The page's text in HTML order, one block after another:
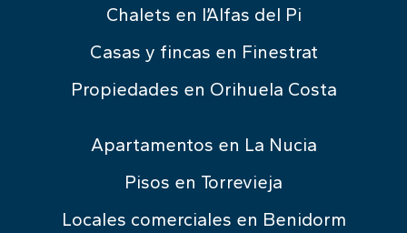
Chalets en l’Alfas del Pi
Casas y fincas en Finestrat
Propiedades en Orihuela Costa
Apartamentos en La Nucia
Pisos en Torrevieja
Locales comerciales en Benidorm